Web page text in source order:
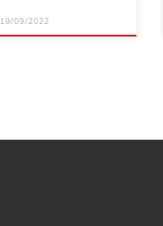
19/09/2022